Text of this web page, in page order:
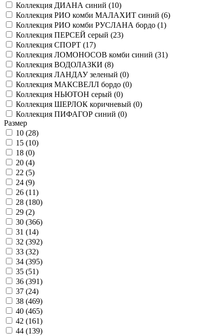
Коллекция ДИАНА синий (10)
Коллекция РИО комби МАЛАХИТ синий (6)
Коллекция РИО комби РУСЛАНА бордо (1)
Коллекция ПЕРСЕЙ серый (23)
Коллекция СПОРТ (17)
Коллекция ЛОМОНОСОВ комби синий (31)
Коллекция ВОДОЛАЗКИ (8)
Коллекция ЛАНДАУ зеленый (0)
Коллекция МАКСВЕЛЛ бордо (0)
Коллекция НЬЮТОН серый (0)
Коллекция ШЕРЛОК коричневый (0)
Коллекция ПИФАГОР синий (0)
Размер
10 (28)
15 (10)
18 (0)
20 (4)
22 (5)
24 (9)
26 (11)
28 (180)
29 (2)
30 (366)
31 (14)
32 (392)
33 (32)
34 (395)
35 (51)
36 (391)
37 (24)
38 (469)
40 (465)
42 (161)
44 (139)